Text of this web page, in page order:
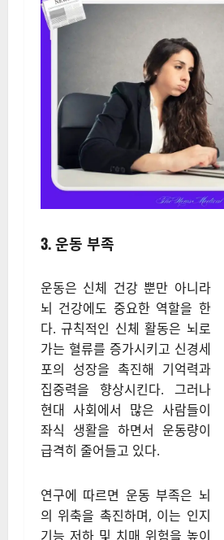
3. 운동 부족
운동은 신체 건강 뿐만 아니라
다. 규칙적인 신체 활동은 뇌로
가는 혈류를 증가시키고 신경세
포의 성장을 촉진해 기억력과